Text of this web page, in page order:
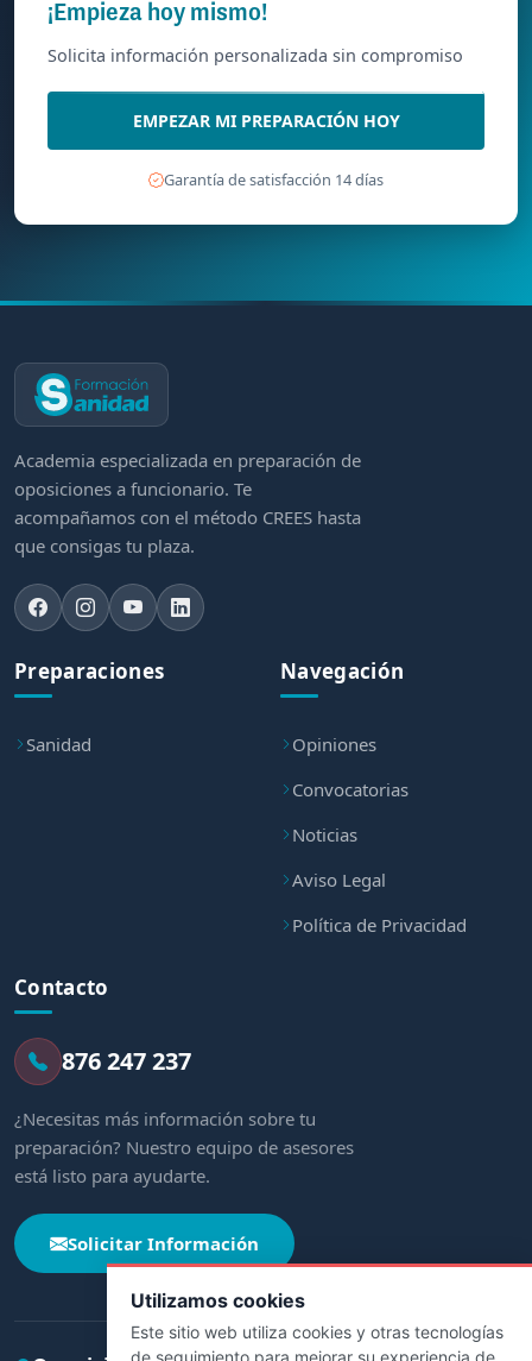
Utilizamos cookies
Este sitio web utiliza cookies y otras tecnologías
de seguimiento para mejorar su experiencia de
¡Empieza hoy mismo!
Solicita información personalizada sin compromiso
EMPEZAR MI PREPARACIÓN HOY
Garantía de satisfacción 14 días
Academia especializada en preparación de
oposiciones a funcionario. Te
acompañamos con el método CREES hasta
que consigas tu plaza.
Preparaciones
Sanidad
Navegación
Opiniones
Convocatorias
Noticias
Aviso Legal
Política de Privacidad
Contacto
876 247 237
¿Necesitas más información sobre tu
preparación? Nuestro equipo de asesores
está listo para ayudarte.
Solicitar Información